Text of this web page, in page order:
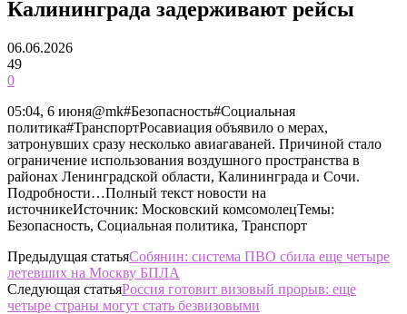
Калининграда задерживают рейсы
06.06.2026
49
0
05:04, 6 июня@mk#Безопасность#Социальная
политика#ТранспортРосавиация объявило о мерах,
затронувших сразу несколько авиагаваней. Причиной стало
ограничение использования воздушного пространства в
районах Ленинградской области, Калининграда и Сочи.
Подробности…Полный текст новости на
источникеИсточник: Московский комсомолецТемы:
Безопасность, Социальная политика, Транспорт
Предыдущая статьяСобянин: система ПВО сбила еще четыре
летевших на Москву БПЛА
Следующая статьяРоссия готовит визовый прорыв: еще
четыре страны могут стать безвизовыми